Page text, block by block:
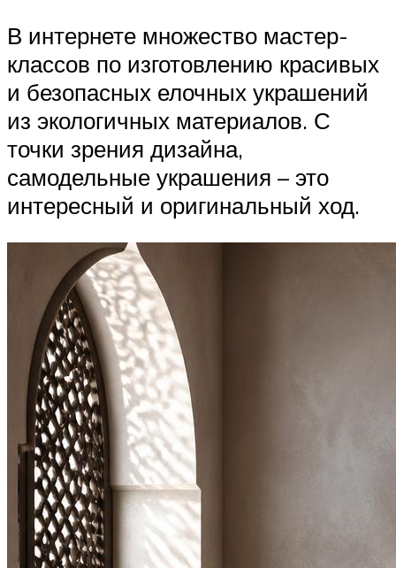
В интернете множество мастер-
классов по изготовлению красивых
и безопасных елочных украшений
из экологичных материалов. С
точки зрения дизайна,
самодельные украшения – это
интересный и оригинальный ход.